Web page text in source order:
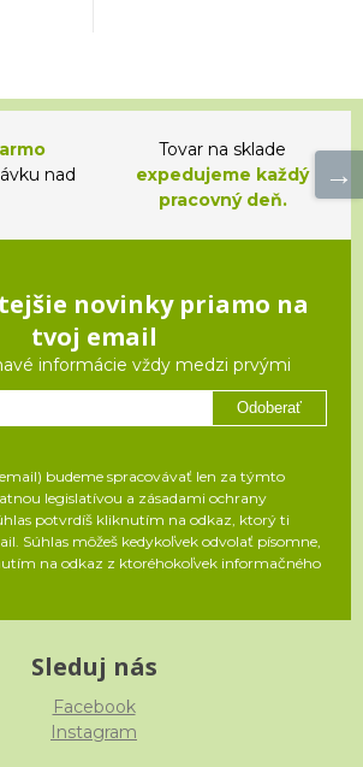
nad
Tovar na sklade
expedujeme každý
pracovný deň.
novinky priamo na
tvoj email
informácie vždy medzi prvými
Odoberať
budeme spracovávať len za týmto
legislatívou a zásadami ochrany
potvrdíš kliknutím na odkaz, ktorý ti
Súhlas môžeš kedykoľvek odvolať písomne,
na odkaz z ktoréhokoľvek informačného
Sleduj nás
Facebook
Instagram